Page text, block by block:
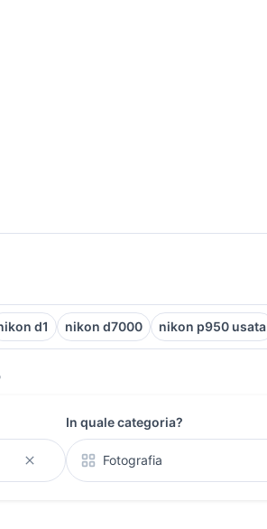
d1 nikon d7000 nikon p950 usata
In quale categoria?
Fotografia